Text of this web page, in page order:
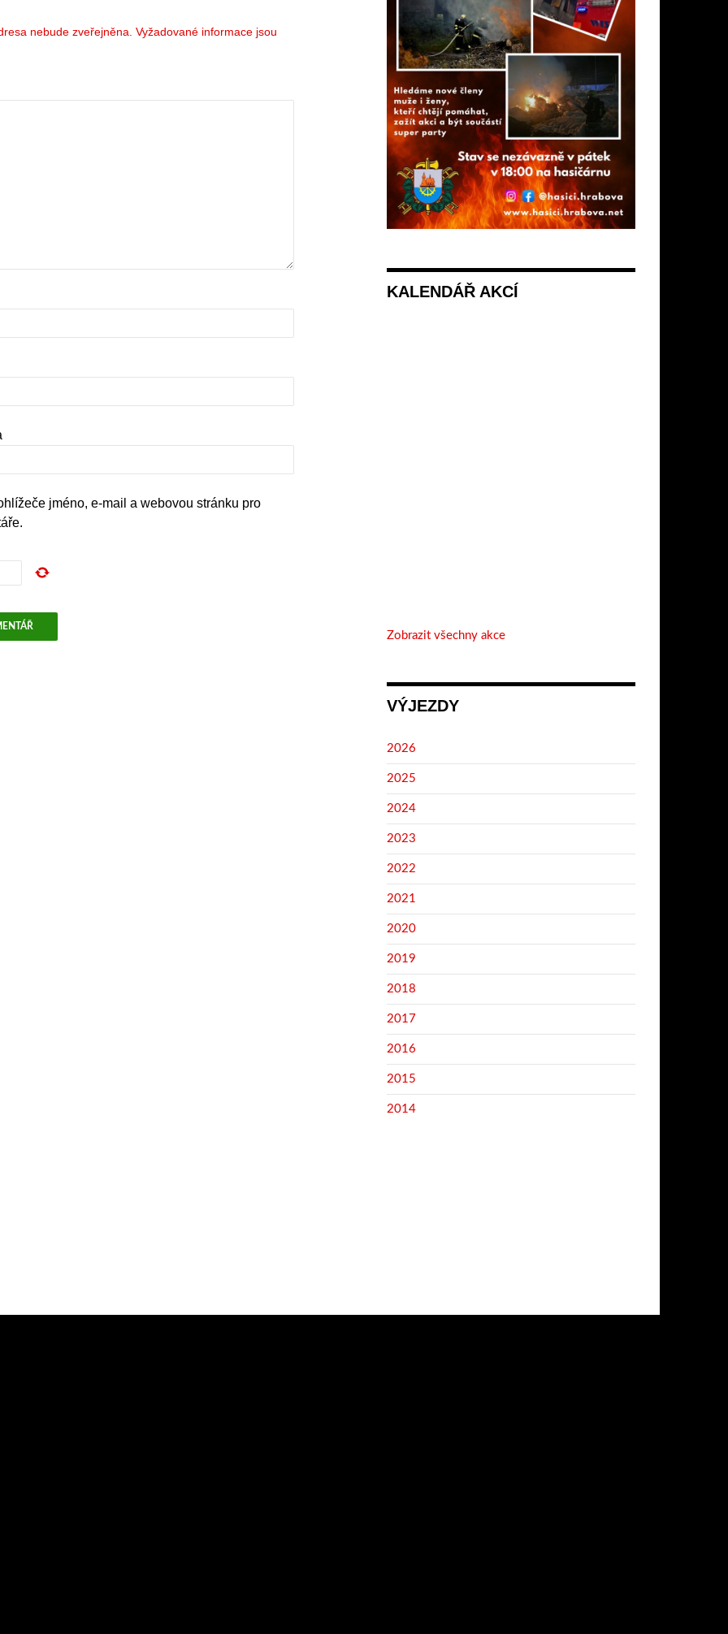
nebude zveřejněna. Vyžadované informace jsou
jméno, e-mail a webovou stránku pro
KALENDÁŘ AKCÍ
Zobrazit všechny akce
VÝJEZDY
2026
2025
2024
2023
2022
2021
2020
2019
2018
2017
2016
2015
2014